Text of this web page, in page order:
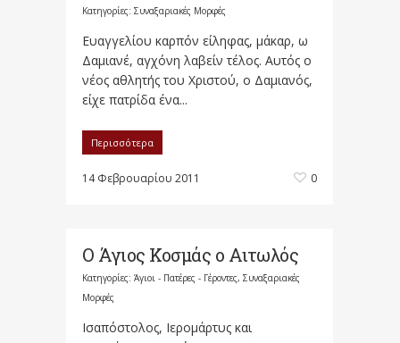
Κατηγορίες: Συναξαριακές Μορφές
Ευαγγελίου καρπόν είληφας, μάκαρ, ω
Δαμιανέ, αγχόνη λαβείν τέλος. Αυτός ο
νέος αθλητής του Χριστού, ο Δαμιανός,
είχε πατρίδα ένα...
Περισσότερα
14 Φεβρουαρίου 2011 0
Ο Άγιος Κοσμάς ο Αιτωλός
Κατηγορίες: Άγιοι - Πατέρες - Γέροντες, Συναξαριακές
Μορφές
Ισαπόστολος, Ιερομάρτυς και